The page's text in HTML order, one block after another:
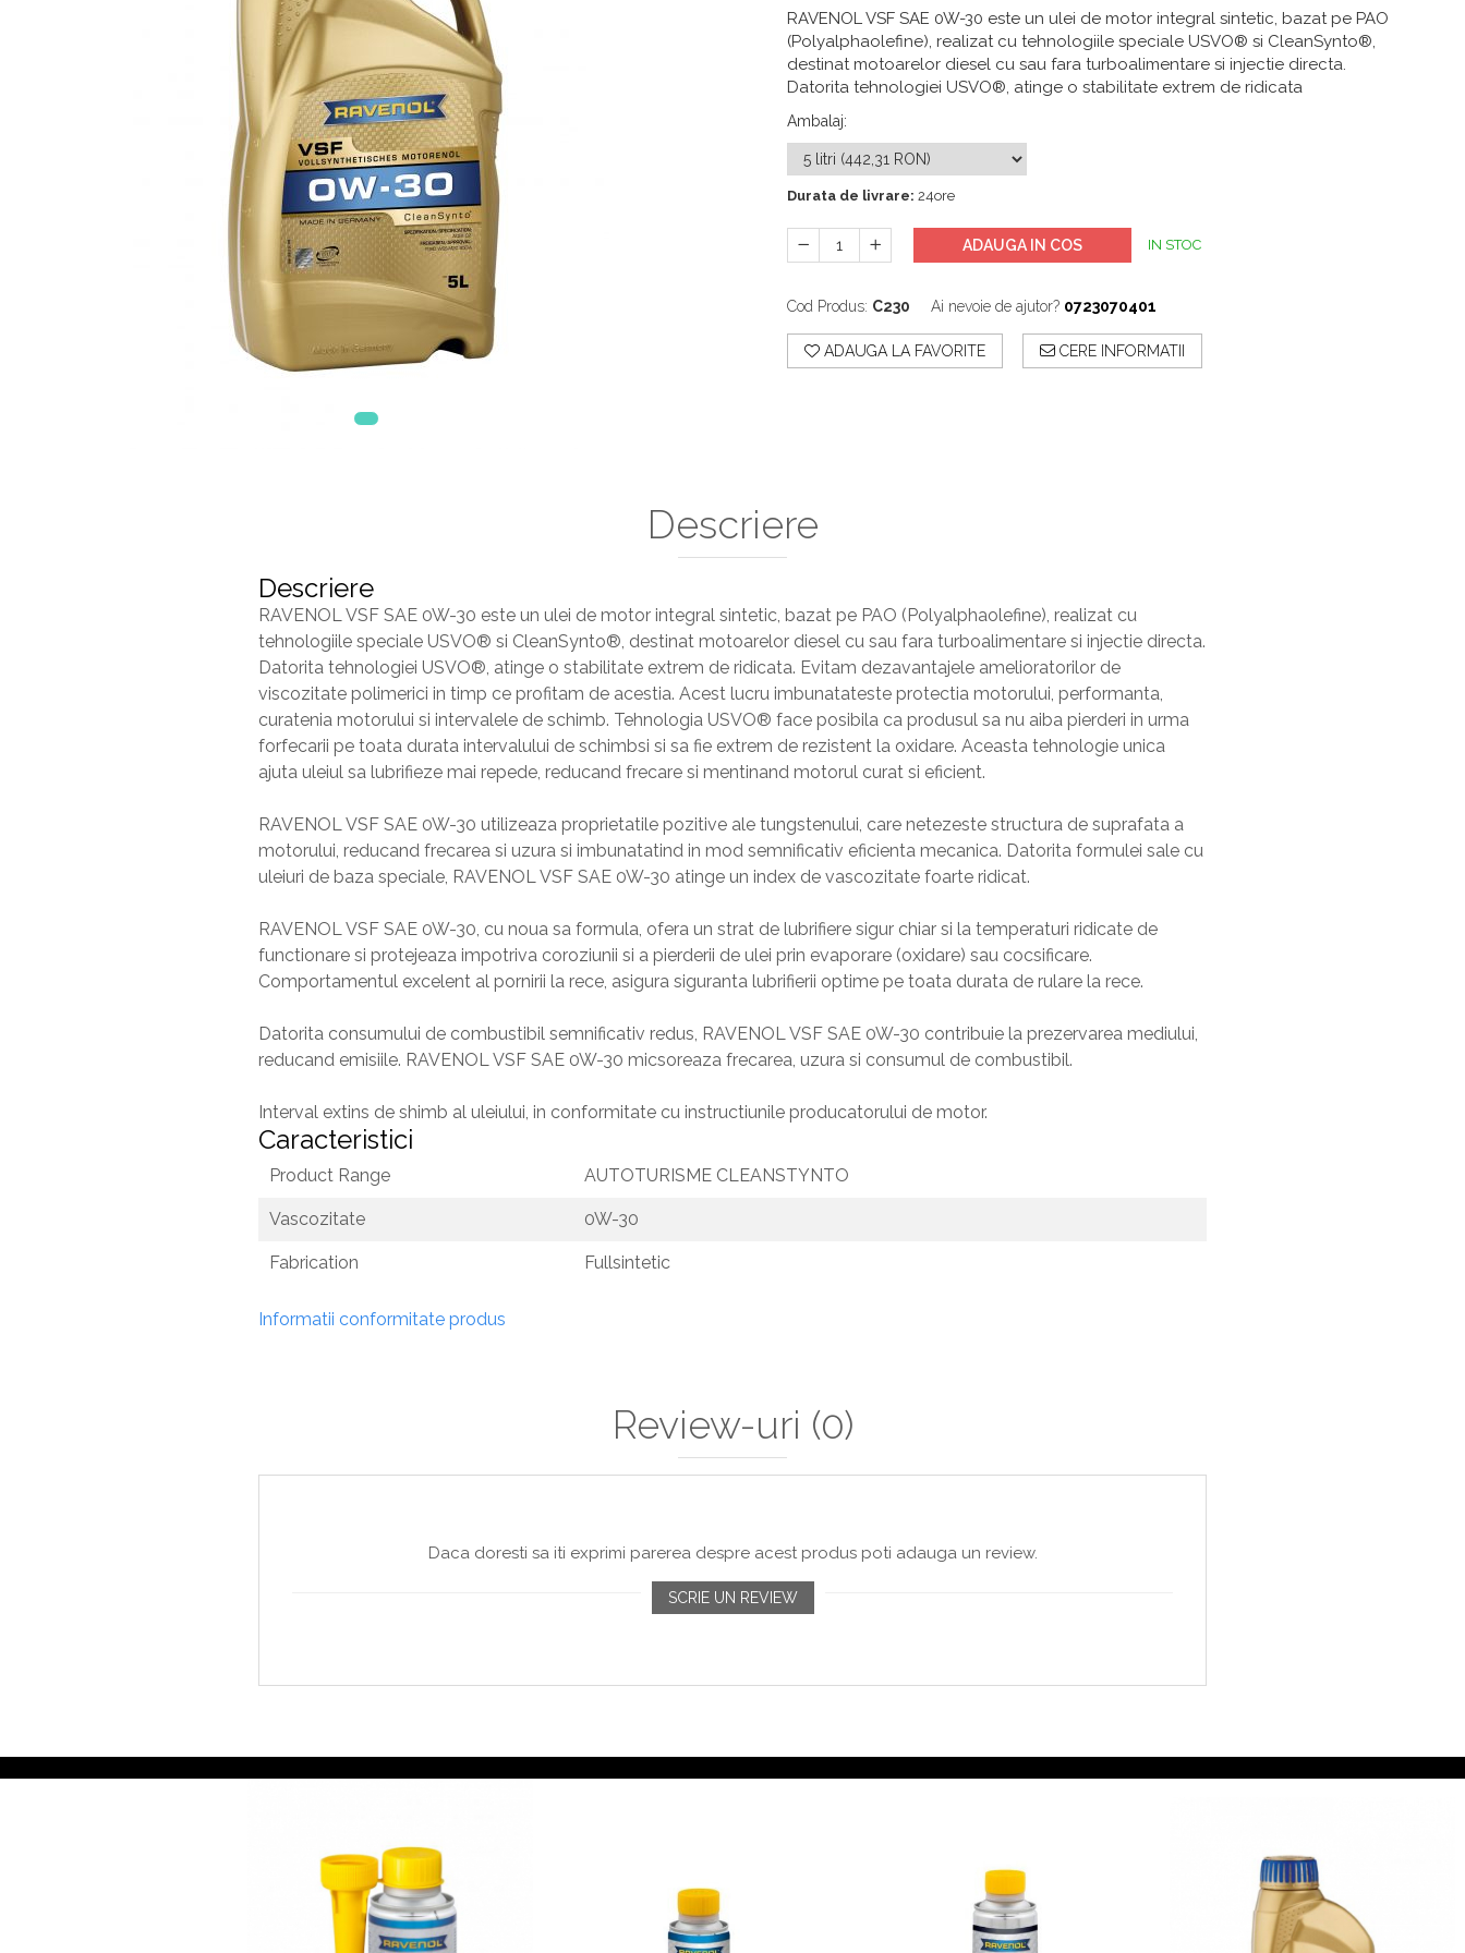
RAVENOL VSF SAE 0W-30 este un ulei de motor integral sintetic, bazat pe PAO
(Polyalphaolefine), realizat cu tehnologiile speciale USVO® si CleanSynto®,
destinat motoarelor diesel cu sau fara turboalimentare si injectie directa.
Datorita tehnologiei USVO®, atinge o stabilitate extrem de ridicata
Ambalaj:
Durata de livrare: 24ore
ADAUGA IN COS IN STOC
Cod Produs: C230 Ai nevoie de ajutor? 0723070401
ADAUGA LA FAVORITE CERE INFORMATII
Descriere
Descriere
RAVENOL VSF SAE 0W-30 este un ulei de motor integral sintetic, bazat pe PAO (Polyalphaolefine), realizat cu
tehnologiile speciale USVO® si CleanSynto®, destinat motoarelor diesel cu sau fara turboalimentare si injectie directa.
Datorita tehnologiei USVO®, atinge o stabilitate extrem de ridicata. Evitam dezavantajele amelioratorilor de
viscozitate polimerici in timp ce profitam de acestia. Acest lucru imbunatateste protectia motorului, performanta,
curatenia motorului si intervalele de schimb. Tehnologia USVO® face posibila ca produsul sa nu aiba pierderi in urma
forfecarii pe toata durata intervalului de schimbsi si sa fie extrem de rezistent la oxidare. Aceasta tehnologie unica
ajuta uleiul sa lubrifieze mai repede, reducand frecare si mentinand motorul curat si eficient.
RAVENOL VSF SAE 0W-30 utilizeaza proprietatile pozitive ale tungstenului, care netezeste structura de suprafata a
motorului, reducand frecarea si uzura si imbunatatind in mod semnificativ eficienta mecanica. Datorita formulei sale cu
uleiuri de baza speciale, RAVENOL VSF SAE 0W-30 atinge un index de vascozitate foarte ridicat.
RAVENOL VSF SAE 0W-30, cu noua sa formula, ofera un strat de lubrifiere sigur chiar si la temperaturi ridicate de
functionare si protejeaza impotriva coroziunii si a pierderii de ulei prin evaporare (oxidare) sau cocsificare.
Comportamentul excelent al pornirii la rece, asigura siguranta lubrifierii optime pe toata durata de rulare la rece.
Datorita consumului de combustibil semnificativ redus, RAVENOL VSF SAE 0W-30 contribuie la prezervarea mediului,
reducand emisiile. RAVENOL VSF SAE 0W-30 micsoreaza frecarea, uzura si consumul de combustibil.
Interval extins de shimb al uleiului, in conformitate cu instructiunile producatorului de motor.
Caracteristici
Product Range AUTOTURISME CLEANSTYNTO
Vascozitate 0W-30
Fabrication Fullsintetic
Informatii conformitate produs
Review-uri (0)
Daca doresti sa iti exprimi parerea despre acest produs poti adauga un review.
SCRIE UN REVIEW